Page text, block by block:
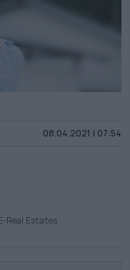
08.04.2021 | 07:54
Real Estates